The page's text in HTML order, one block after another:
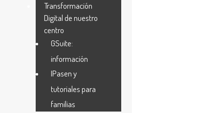
Transformación
Digital de nuestro
centro
GSuite:
información
IPasen y
tutoriales para
familias